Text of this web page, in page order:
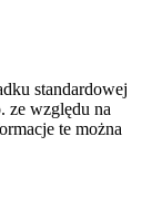
standardowej
ze względu na
te można